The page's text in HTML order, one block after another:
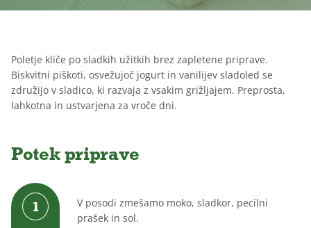
Brez
laktoze
dodanega
sladkorja
Za
otroke
Poletje kliče po sladkih užitkih brez zapletene priprave.
Biskvitni piškoti, osvežujoč jogurt in vanilijev sladoled se
združijo v sladico, ki razvaja z vsakim grižljajem. Preprosta,
lahkotna in ustvarjena za vroče dni.
Potek priprave
V posodi zmešamo moko, sladkor, pecilni
prašek in sol.